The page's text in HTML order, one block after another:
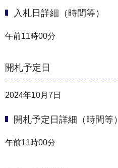
入札日詳細（時間等）
午前11時00分
開札予定日
2024年10月7日
開札予定日詳細（時間等）
午前11時00分